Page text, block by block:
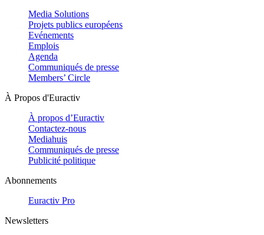
Media Solutions
Projets publics européens
Evénements
Emplois
Agenda
Communiqués de presse
Members’ Circle
À Propos d'Euractiv
À propos d’Euractiv
Contactez-nous
Mediahuis
Communiqués de presse
Publicité politique
Abonnements
Euractiv Pro
Newsletters